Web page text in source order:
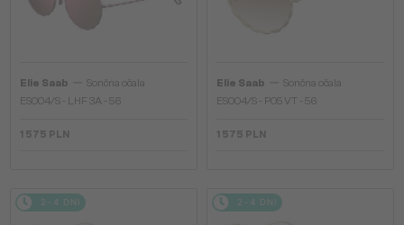
Elie Saab
Sončna očala
ES004/S - LHF 3A - 56
1 575 PLN
Elie Saab
Sončna očala
ES004/S - PO5 VT - 56
1 575 PLN
2-4 DNI 2-4 DNI